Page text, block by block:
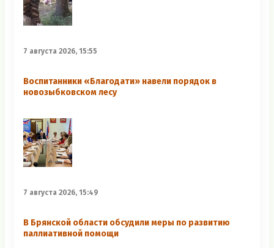
7 августа 2026, 15:55
Воспитанники «Благодати» навели порядок в
новозыбковском лесу
7 августа 2026, 15:49
В Брянской области обсудили меры по развитию
паллиативной помощи